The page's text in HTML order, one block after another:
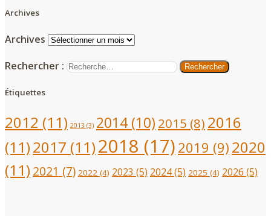
Archives
Archives
Rechercher :
Étiquettes
2012 (11) 2013 (3) 2014 (10) 2015 (8) 2016
(11)2017 (11)2018 (17) 2019 (9) 2020
(11) 2021 (7) 2022 (4) 2023 (5) 2024(5) 2025 (4) 2026 (5)